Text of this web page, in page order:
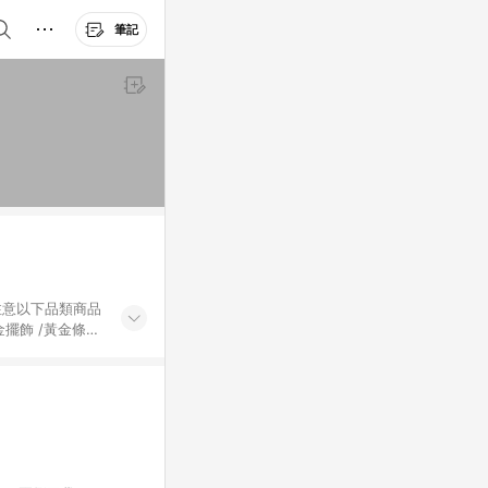
筆記
飾 /黃金條
除外) 3. 訂